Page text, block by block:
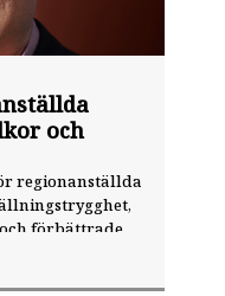
och
regionanställda
förbättrade